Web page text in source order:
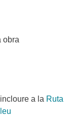
obra
a la Ruta